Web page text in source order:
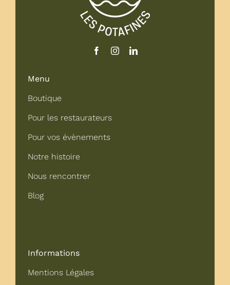
Menu
Boutique
Pour les restaurateurs
Pour vos évènements
Notre histoire
Nous rencontrer
Blog
Informations
Mentions Légales